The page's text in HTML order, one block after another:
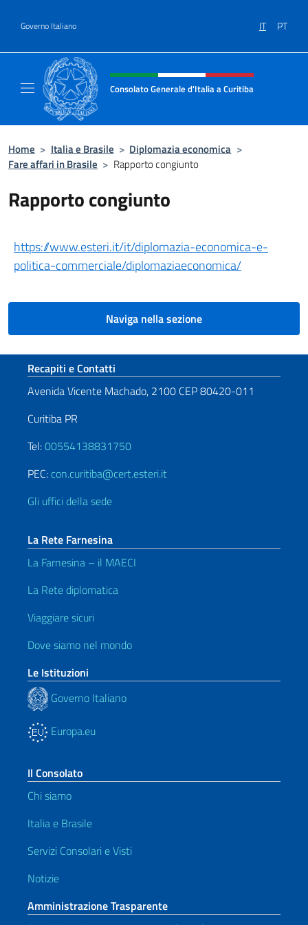
Governo Italiano IT PT
Intestazione sito, social e menù
Consolato Generale d'Italia a Curitiba
Home > Italia e Brasile > Diplomazia economica >
Fare affari in Brasile > Rapporto congiunto
Rapporto congiunto
https://www.esteri.it/it/diplomazia-economica-e-
politica-commerciale/diplomaziaeconomica/
Naviga nella sezione
Sezione footer
Recapiti e Contatti
Avenida Vicente Machado, 2100 CEP 80420-011
Curitiba PR
Tel:00554138831750
PEC: con.curitiba@cert.esteri.it
Gli uffici della sede
La Rete Farnesina
La Farnesina – il MAECI
La Rete diplomatica
Viaggiare sicuri
Dove siamo nel mondo
Le Istituzioni
Governo Italiano
Europa.eu
Il Consolato
Chi siamo
Italia e Brasile
Servizi Consolari e Visti
Notizie
Amministrazione Trasparente